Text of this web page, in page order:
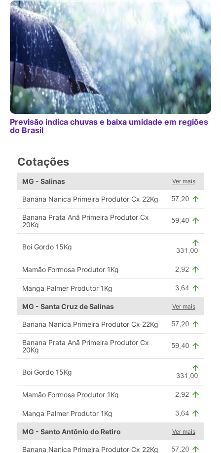
Previsão indica chuvas e baixa umidade em regiões
do Brasil
Cotações
MG - Salinas Ver mais
Banana Nanica Primeira Produtor Cx 22Kg
Banana Prata Anã Primeira Produtor Cx
20Kg
Boi Gordo 15Kg
Mamão Formosa Produtor 1Kg
Manga Palmer Produtor 1Kg
MG - Santa Cruz de Salinas Ver mais
Banana Nanica Primeira Produtor Cx 22Kg
Banana Prata Anã Primeira Produtor Cx
20Kg
Boi Gordo 15Kg
Mamão Formosa Produtor 1Kg
Manga Palmer Produtor 1Kg
MG - Santo Antônio do Retiro Ver mais
Banana Nanica Primeira Produtor Cx 22Kg